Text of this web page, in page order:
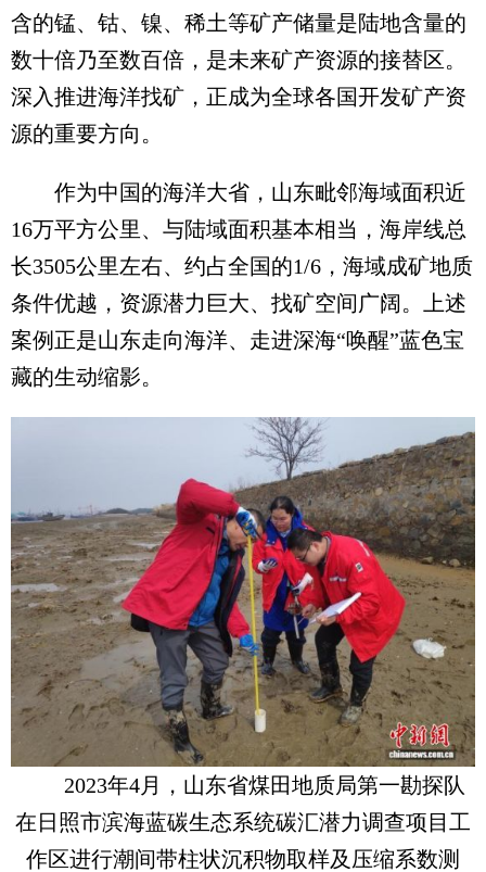
含的锰、钴、镍、稀土等矿产储量是陆地含量的
数十倍乃至数百倍，是未来矿产资源的接替区。
深入推进海洋找矿，正成为全球各国开发矿产资
源的重要方向。
作为中国的海洋大省，山东毗邻海域面积近
16万平方公里、与陆域面积基本相当，海岸线总
长3505公里左右、约占全国的1/6，海域成矿地质
条件优越，资源潜力巨大、找矿空间广阔。上述
案例正是山东走向海洋、走进深海“唤醒”蓝色宝
藏的生动缩影。
2023年4月，山东省煤田地质局第一勘探队
在日照市滨海蓝碳生态系统碳汇潜力调查项目工
作区进行潮间带柱状沉积物取样及压缩系数测